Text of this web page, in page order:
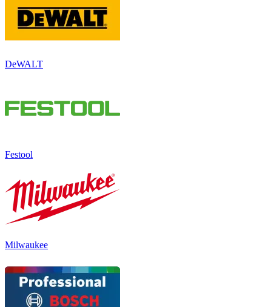
DeWALT
Festool
Milwaukee